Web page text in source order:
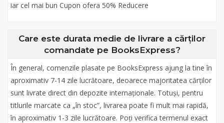
iar cel mai bun Cupon ofera 50% Reducere
Care este durata medie de livrare a cărților
comandate pe BooksExpress?
În general, comenzile plasate pe BooksExpress ajung la tine în
aproximativ 7-14 zile lucrătoare, deoarece majoritatea cărților
sunt livrate direct din depozite internaționale. Totuși, pentru
titlurile marcate ca „în stoc”, livrarea poate fi mult mai rapidă,
în aproximativ 1-3 zile lucrătoare. Poți verifica termenul exact